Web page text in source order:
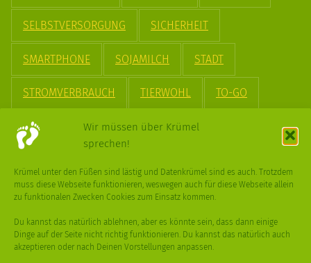
Wir müssen über Krümel
sprechen!
Krümel unter den Füßen sind lästig und Datenkrümel sind es auch. Trotzdem
muss diese Webseite funktionieren, weswegen auch für diese Webseite allein
zu funktionalen Zwecken Cookies zum Einsatz kommen.
Du kannst das natürlich ablehnen, aber es könnte sein, dass dann einige
Dinge auf der Seite nicht richtig funktionieren. Du kannst das natürlich auch
akzeptieren oder nach Deinen Vorstellungen anpassen.
SELBSTVERSORGUNG SICHERHEIT
SMARTPHONE SOJAMILCH STADT
STROMVERBRAUCH TIERWOHL TO-GO
TREND UPCYCLING VEGAN
WEIHNACHTSBAUM WINTER